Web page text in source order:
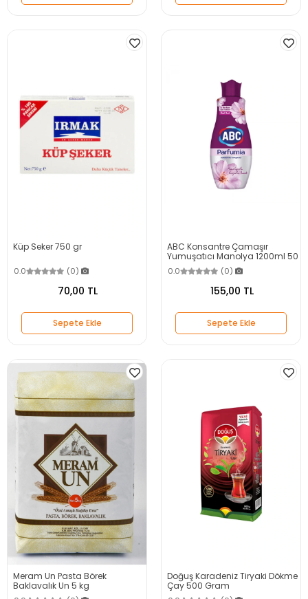
Küp Seker 750 gr
0.0 (0)
70,00 TL
Sepete Ekle
ABC Konsantre Çamaşır
Yumuşatıcı Manolya 1200ml 50
Yıkama
0.0 (0)
155,00 TL
Sepete Ekle
Meram Un Pasta Börek
Baklavalık Un 5 kg
Doğuş Karadeniz Tiryaki Dökme
Çay 500 Gram